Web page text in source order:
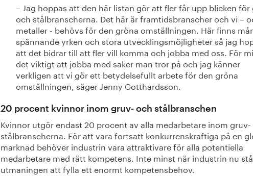
– Jag hoppas att den här listan gör att fler får upp blicken för
och stålbranscherna. Det här är framtidsbranscher och vi –
metaller - behövs för den gröna omställningen. Här finns
spännande yrken och stora utvecklingsmöjligheter så jag
att det bidrar till att fler vill komma och jobba med oss. För
det viktigt att jobba med saker man tror på och jag känner
verkligen att vi gör ett betydelsefullt arbete för den gröna
omställningen, säger Jenny Gotthardsson.
20 procent kvinnor inom gruv- och stålbranschen
Kvinnor utgör endast 20 procent av alla medarbetare inom
stålbranscherna. För att vara fortsatt konkurrenskraftiga på en
marknad behöver industrin vara attraktivare för alla potentiella
medarbetare med rätt kompetens. Inte minst när industrin nu
utmaningen att fylla ett enormt kompetensbehov.